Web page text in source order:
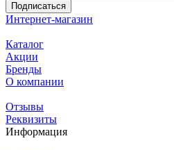
Подписаться
Интернет-магазин
Каталог
Акции
Бренды
О компании
Отзывы
Реквизиты
Информация